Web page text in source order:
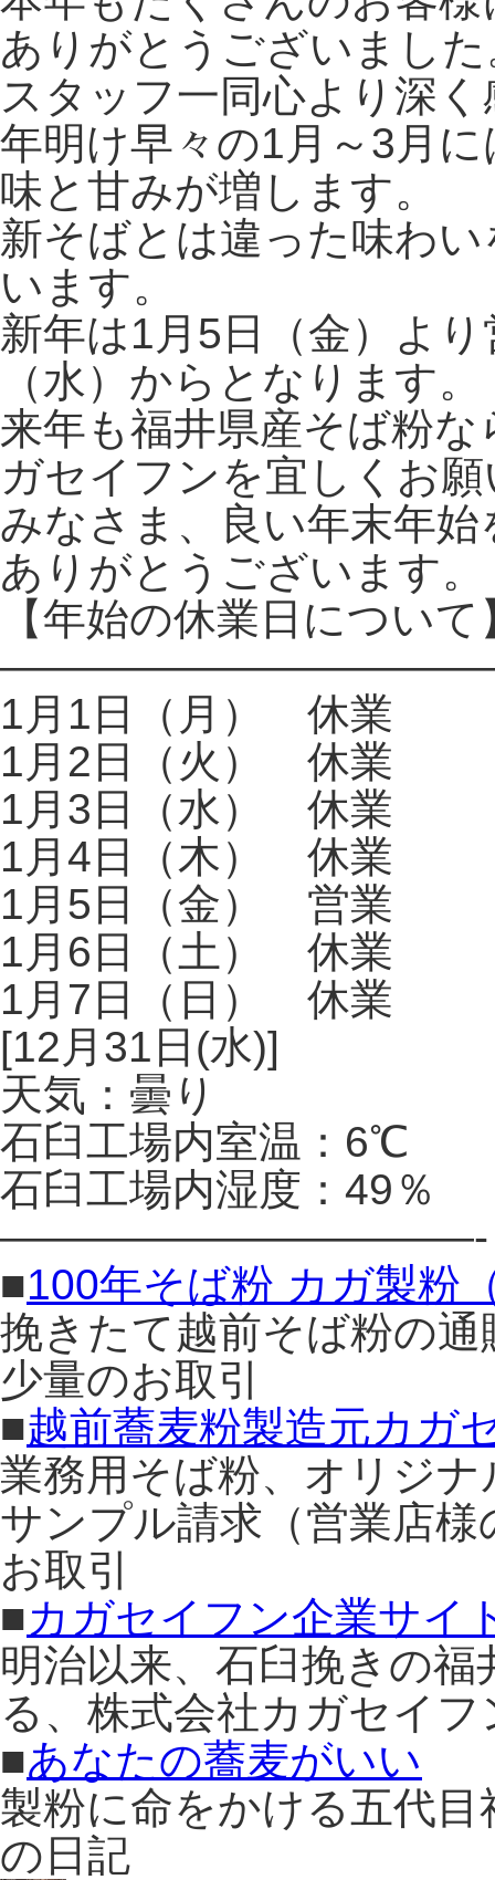
ありがとうございました
スタッフ一同心より深
年明け早々の1月～3月
味と甘みが増します。
新そばとは違った味わ
います。
新年は1月5日（金）よ
（水）からとなります。
来年も福井県産そば粉
ガセイフンを宜しくお
みなさま、良い年末年
ありがとうございます。
【年始の休業日について
1月1日（月） 休業
1月2日（火） 休業
1月3日（水） 休業
1月4日（木） 休業
1月5日（金） 営業
1月6日（土） 休業
1月7日（日） 休業
[12月31日(水)]
天気：曇り
石臼工場内室温：6℃
石臼工場内湿度：49％
———————————-
■100年そば粉 カガ製粉
挽きたて越前そば粉の
少量のお取引
■越前蕎麦粉製造元カガ
業務用そば粉、オリジ
サンプル請求（営業店
お取引
■カガセイフン企業サイ
明治以来、石臼挽きの
る、株式会社カガセイ
■あなたの蕎麦がいい
製粉に命をかける五代
の日記